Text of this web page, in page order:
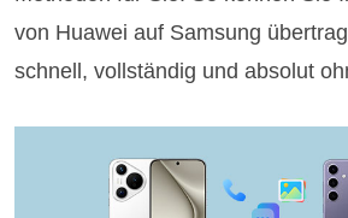
von Huawei auf Samsung
schnell, vollständig und absolut